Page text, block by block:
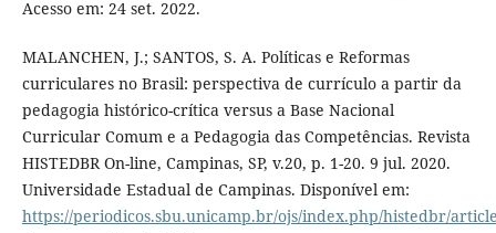
Acesso em: 24 set. 2022.
MALANCHEN, J.; SANTOS, S. A. Políticas e Reformas
curriculares no Brasil: perspectiva de currículo a partir da
pedagogia histórico-crítica versus a Base Nacional
Curricular Comum e a Pedagogia das Competências. Revista
HISTEDBR On-line, Campinas, SP, v.20, p. 1-20. 9 jul. 2020.
Universidade Estadual de Campinas. Disponível em:
https://periodicos.sbu.unicamp.br/ojs/index.php/histedbr/